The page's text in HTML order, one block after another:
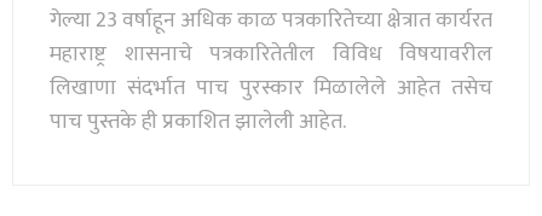
गेल्या 23 वर्षाहून अधिक काळ पत्रकारितेच्या क्षेत्रात कार्यरत
महाराष्ट्र शासनाचे पत्रकारितेतील विविध विषयावरील
लिखाणा संदर्भात पाच पुरस्कार मिळालेले आहेत तसेच
पाच पुस्तके ही प्रकाशित झालेली आहेत.